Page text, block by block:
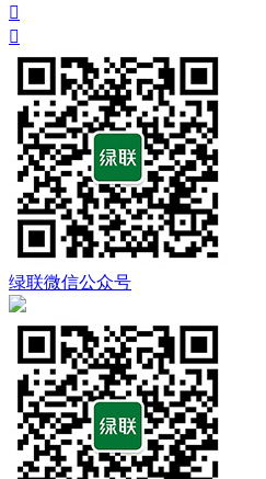


绿联微信公众号